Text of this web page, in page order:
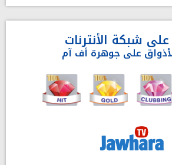
على شبكة الأنترنات
على جوهرة أف آم